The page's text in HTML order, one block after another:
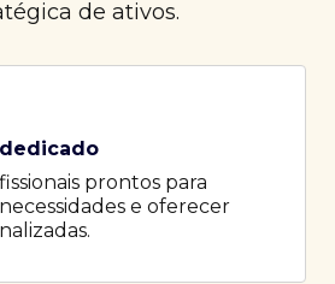
de ativos.
prontos para
e oferecer